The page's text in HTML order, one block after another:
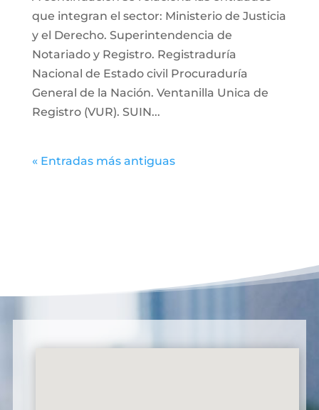
que integran el sector: Ministerio de Justicia
y el Derecho. Superintendencia de
Notariado y Registro. Registraduría
Nacional de Estado civil Procuraduría
General de la Nación. Ventanilla Unica de
Registro (VUR). SUIN...
« Entradas más antiguas